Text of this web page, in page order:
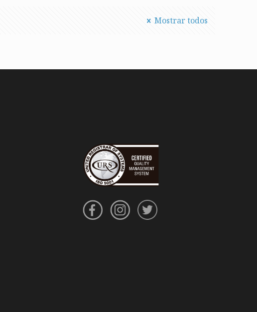
Mostrar todos